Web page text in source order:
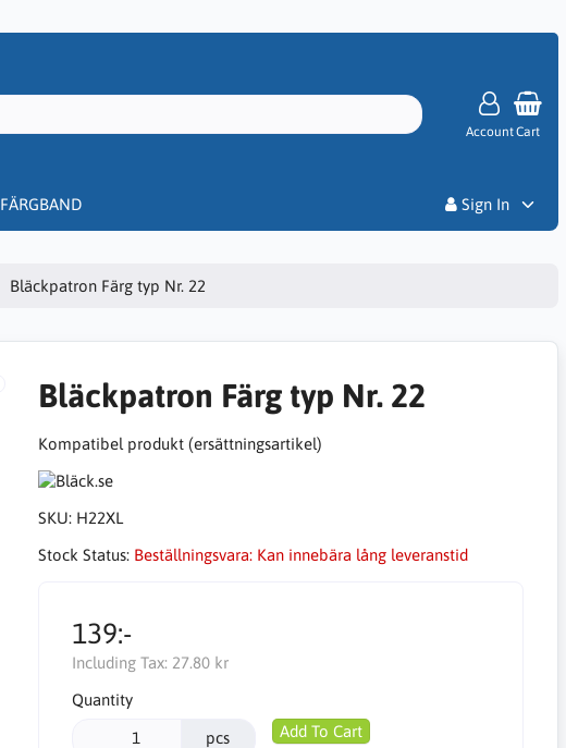
AccountCart
FÄRGBAND
Sign In
Bläckpatron Färg typ Nr. 22
Bläckpatron Färg typ Nr. 22
Kompatibel produkt (ersättningsartikel)
SKU: H22XL
Stock Status: Beställningsvara: Kan innebära lång leveranstid
139:-
Including Tax: 27.80 kr
Quantity
pcs Add To Cart